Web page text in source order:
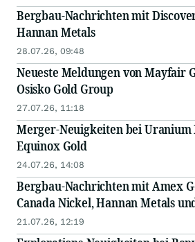
Bergbau-Nachrichten mit
Hannan Metals
28.07.26, 09:48
Neueste Meldungen von Mayfair
Osisko Gold Group
27.07.26, 11:18
Merger-Neuigkeiten bei Uranium
Equinox Gold
24.07.26, 14:08
Bergbau-Nachrichten mit Amex
Canada Nickel, Hannan Metals
21.07.26, 12:19